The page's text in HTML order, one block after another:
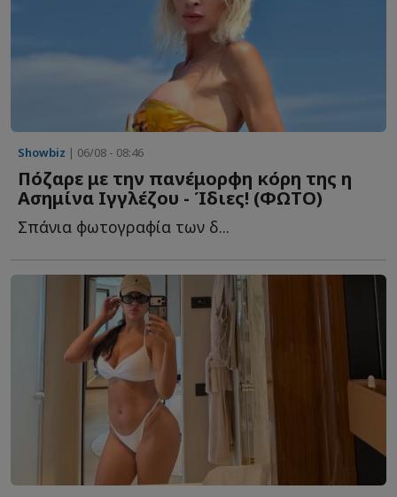
Showbiz | 06/08 - 08:46
Πόζαρε με την πανέμορφη κόρη της η
Ασημίνα Ιγγλέζου - Ίδιες! (ΦΩΤΟ)
Σπάνια φωτογραφία των δ...